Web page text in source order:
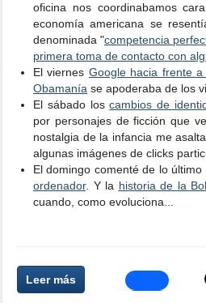
oficina nos coordinabamos
economía americana se
denominada "competencia
primera toma de contacto con
El viernes Google hacia frente
Obamanía se apoderaba de los
El sábado loscambios de
por personajes de ficción que
nostalgia de la infancia me
algunas imágenes de clicks
El domingo comenté de lo
ordenador. Y la historia de la
cuando, como evoluciona...
Leer más